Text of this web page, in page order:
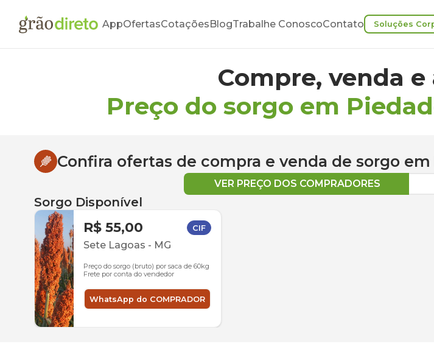
AppOfertasCotaçõesBlogTrabalhe ConoscoContato Soluções
Compre, venda
Preço do sorgo em
Confira ofertas de compra e venda de sorgo em
VER PREÇO DOS COMPRADORES
Sorgo Disponível
R$ 55,00 CIF
Sete Lagoas - MG
Preço do sorgo (bruto) por saca de 60kg
Frete por conta do vendedor
WhatsApp do COMPRADOR